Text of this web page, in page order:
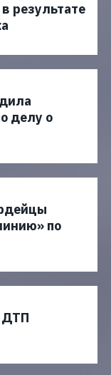
результате
делу о
по
ДТП